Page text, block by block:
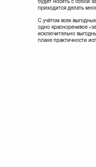
будет носить с собой
приходится делать
С учётом всех
одно красноречивое
исключительно
плане практичности